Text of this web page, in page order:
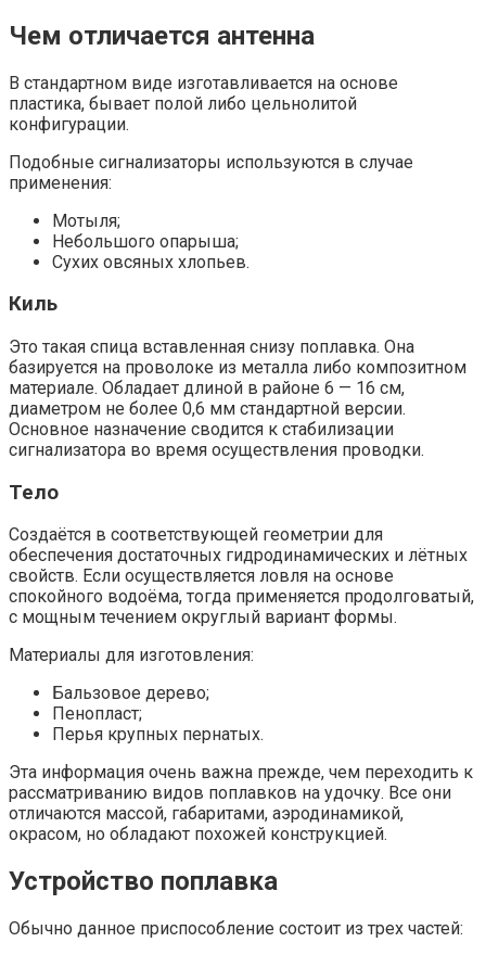
Чем отличается антенна
В стандартном виде изготавливается на основе
пластика, бывает полой либо цельнолитой
конфигурации.
Подобные сигнализаторы используются в случае
применения:
Мотыля;
Небольшого опарыша;
Сухих овсяных хлопьев.
Киль
Это такая спица вставленная снизу поплавка. Она
базируется на проволоке из металла либо композитном
материале. Обладает длиной в районе 6 — 16 см,
диаметром не более 0,6 мм стандартной версии.
Основное назначение сводится к стабилизации
сигнализатора во время осуществления проводки.
Тело
Создаётся в соответствующей геометрии для
обеспечения достаточных гидродинамических и лётных
свойств. Если осуществляется ловля на основе
спокойного водоёма, тогда применяется продолговатый,
с мощным течением округлый вариант формы.
Материалы для изготовления:
Бальзовое дерево;
Пенопласт;
Перья крупных пернатых.
Эта информация очень важна прежде, чем переходить к
рассматриванию видов поплавков на удочку. Все они
отличаются массой, габаритами, аэродинамикой,
окрасом, но обладают похожей конструкцией.
Устройство поплавка
Обычно данное приспособление состоит из трех частей: